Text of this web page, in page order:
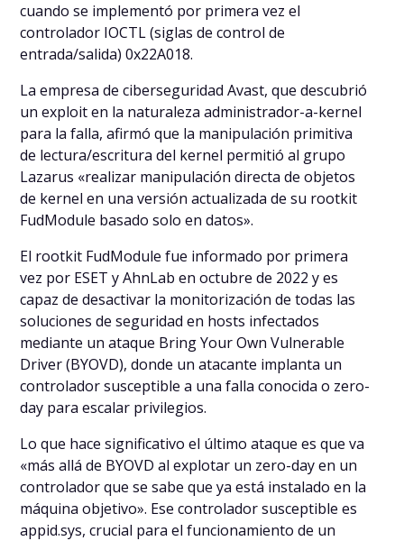
cuando se implementó por primera vez el
controlador IOCTL (siglas de control de
entrada/salida) 0x22A018.
La empresa de ciberseguridad Avast, que descubrió
un exploit en la naturaleza administrador-a-kernel
para la falla, afirmó que la manipulación primitiva
de lectura/escritura del kernel permitió al grupo
Lazarus «realizar manipulación directa de objetos
de kernel en una versión actualizada de su rootkit
FudModule basado solo en datos».
El rootkit FudModule fue informado por primera
vez por ESET y AhnLab en octubre de 2022 y es
capaz de desactivar la monitorización de todas las
soluciones de seguridad en hosts infectados
mediante un ataque Bring Your Own Vulnerable
Driver (BYOVD), donde un atacante implanta un
controlador susceptible a una falla conocida o zero-
day para escalar privilegios.
Lo que hace significativo el último ataque es que va
«más allá de BYOVD al explotar un zero-day en un
controlador que se sabe que ya está instalado en la
máquina objetivo». Ese controlador susceptible es
appid.sys, crucial para el funcionamiento de un